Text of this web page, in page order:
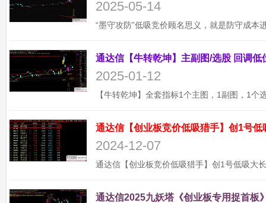
2025-05-14
2025-01-12
通达信【创业板竞价低吸猎手】创1号
2024-12-07
通达信2025九妖塔《创业板专用捉首板